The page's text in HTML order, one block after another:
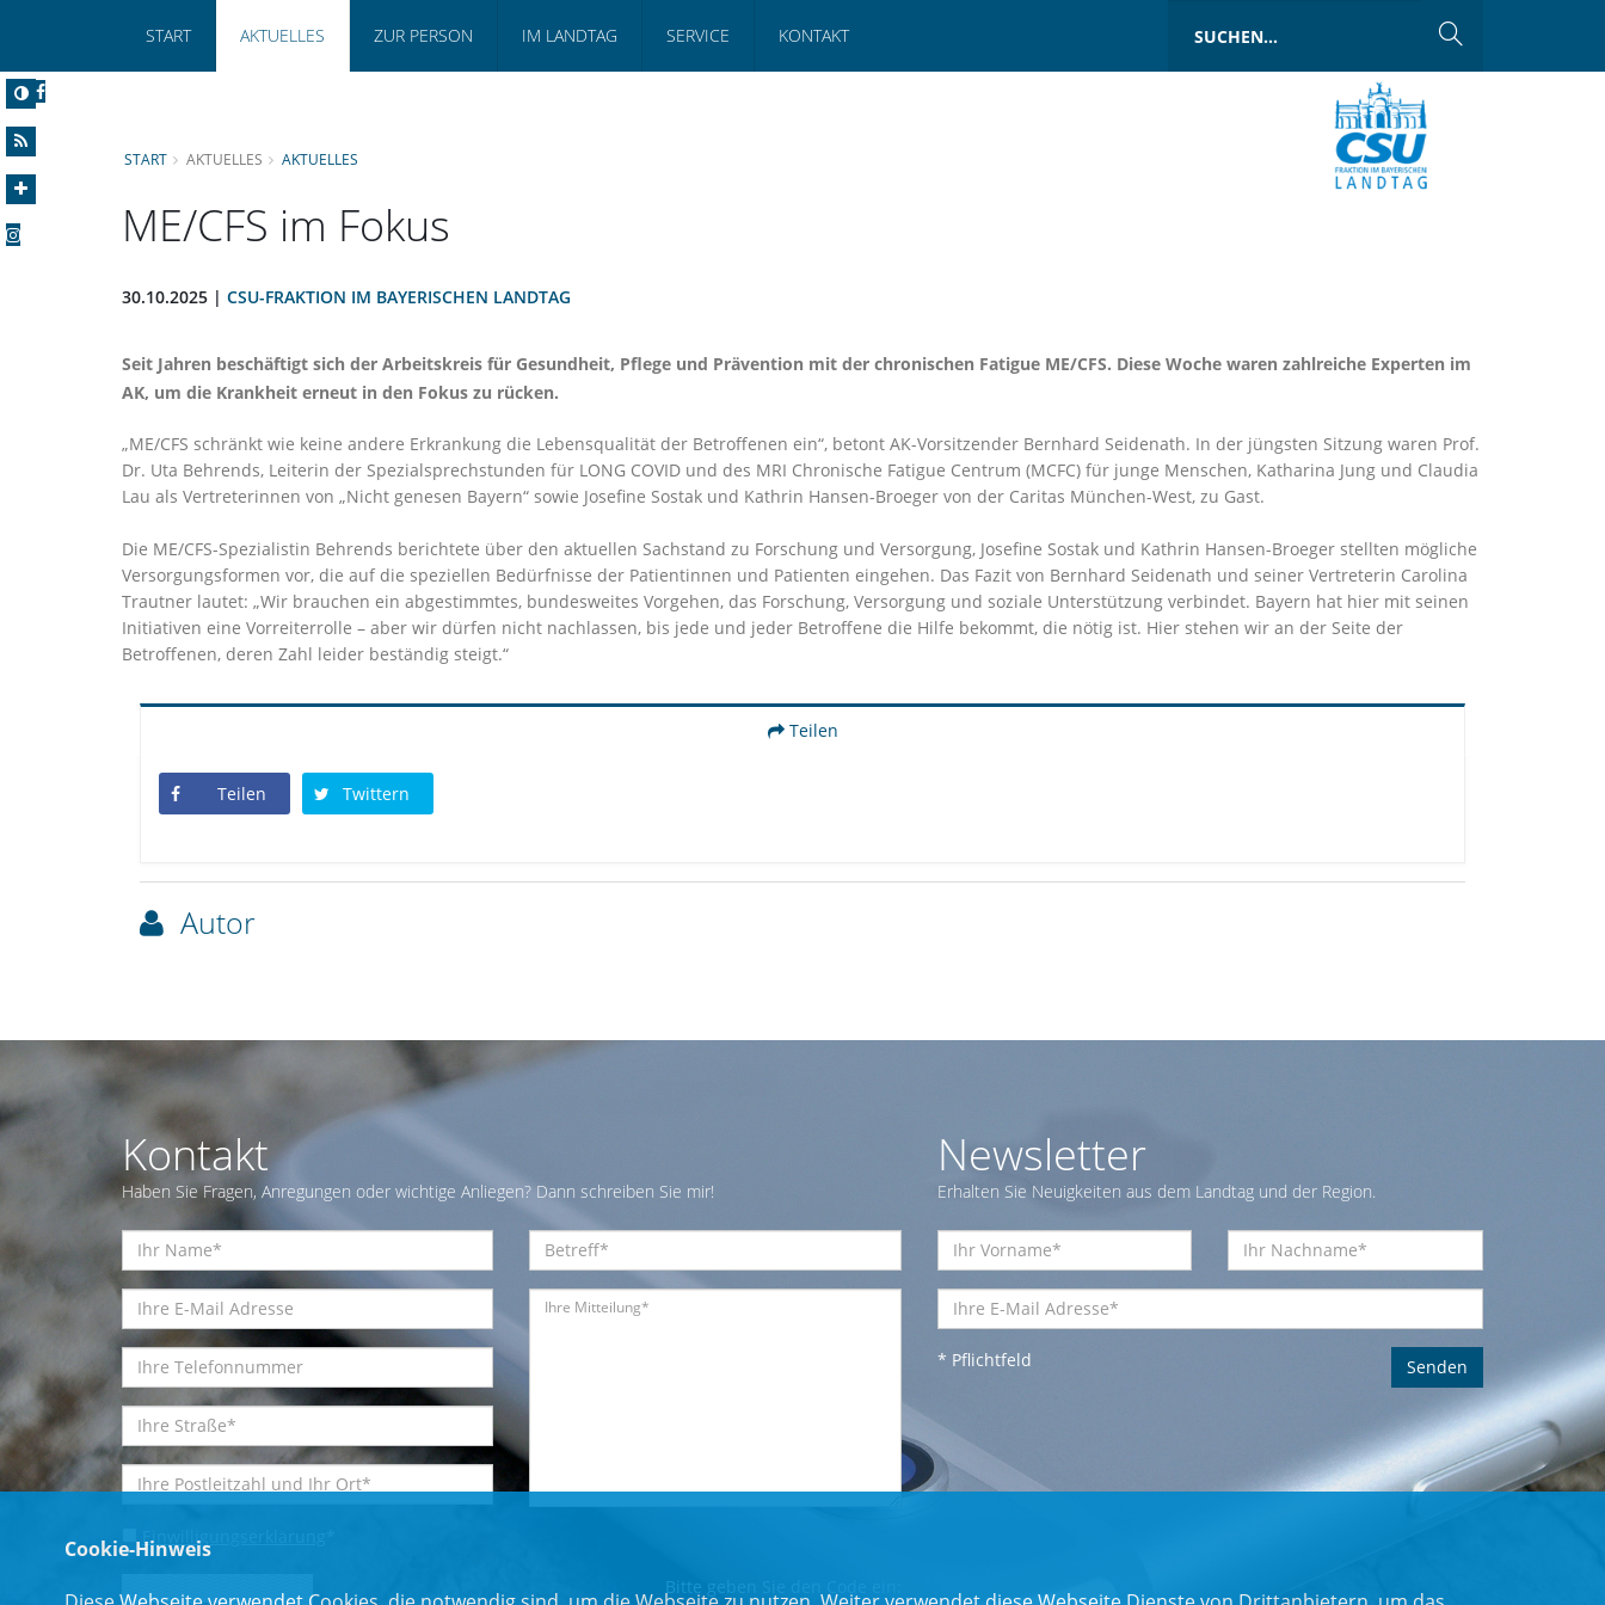
START AKTUELLES ZUR PERSON IM LANDTAG SERVICE KONTAKT
START AKTUELLES AKTUELLES
ME/CFS im Fokus
30.10.2025 | CSU-FRAKTION IM BAYERISCHEN LANDTAG
Seit Jahren beschäftigt sich der Arbeitskreis für Gesundheit, Pflege und Prävention mit der chronischen Fatigue ME/CFS. Diese Woche waren zahlreiche Experten im
AK, um die Krankheit erneut in den Fokus zu rücken.
ME/CFS schränkt wie keine andere Erkrankung die Lebensqualität der Betroffenen ein“, betont AK-Vorsitzender Bernhard Seidenath. In der jüngsten Sitzung waren Prof.
Dr. Uta Behrends, Leiterin der Spezialsprechstunden für LONG COVID und des MRI Chronische Fatigue Centrum (MCFC) für junge Menschen, Katharina Jung und Claudia
Lau als Vertreterinnen von „Nicht genesen Bayern“ sowie Josefine Sostak und Kathrin Hansen-Broeger von der Caritas München-West, zu Gast.
Die ME/CFS-Spezialistin Behrends berichtete über den aktuellen Sachstand zu Forschung und Versorgung, Josefine Sostak und Kathrin Hansen-Broeger stellten mögliche
Versorgungsformen vor, die auf die speziellen Bedürfnisse der Patientinnen und Patienten eingehen. Das Fazit von Bernhard Seidenath und seiner Vertreterin Carolina
Trautner lautet: „Wir brauchen ein abgestimmtes, bundesweites Vorgehen, das Forschung, Versorgung und soziale Unterstützung verbindet. Bayern hat hier mit seinen
Initiativen eine Vorreiterrolle – aber wir dürfen nicht nachlassen, bis jede und jeder Betroffene die Hilfe bekommt, die nötig ist. Hier stehen wir an der Seite der
Betroffenen, deren Zahl leider beständig steigt.“
Teilen
Teilen Twittern
Autor
Kontakt
Haben Sie Fragen, Anregungen oder wichtige Anliegen? Dann schreiben Sie mir!
Einwilligungserklärung
Bitte geben Sie den Code ein:
Newsletter
Erhalten Sie Neuigkeiten aus dem Landtag und der Region.
* Pflichtfeld
Cookie-Hinweis